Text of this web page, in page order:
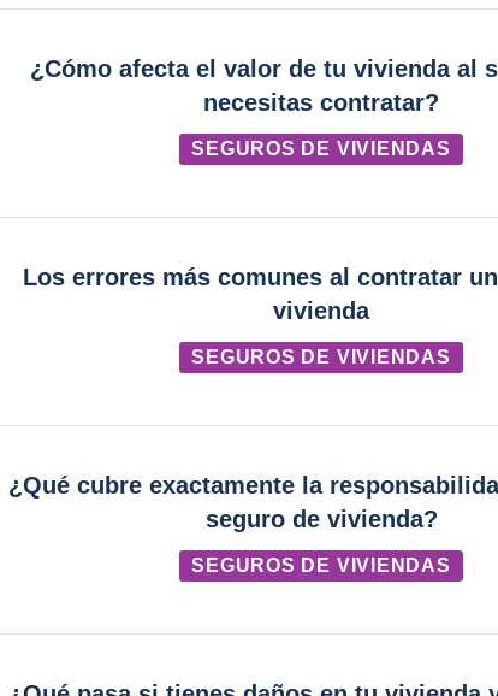
¿Cómo afecta el valor de tu vivienda al
necesitas contratar?
SEGUROS DE VIVIENDAS
Los errores más comunes al contratar
vivienda
SEGUROS DE VIVIENDAS
¿Qué cubre exactamente la
seguro de vivienda?
SEGUROS DE VIVIENDAS